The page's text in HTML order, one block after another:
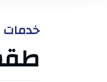
خدمات
طقس